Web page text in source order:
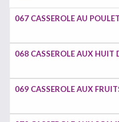
067 CASSEROLE AU
068 CASSEROLE AUX HUIT
069 CASSEROLE AUX